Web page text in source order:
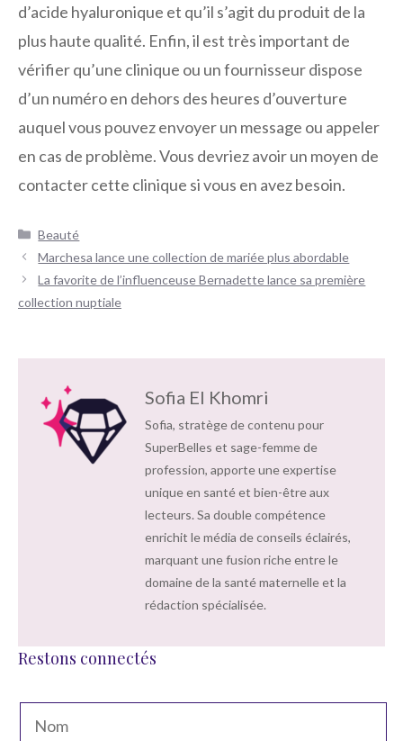
d’acide hyaluronique et qu’il s’agit du produit de la
plus haute qualité. Enfin, il est très important de
vérifier qu’une clinique ou un fournisseur dispose
d’un numéro en dehors des heures d’ouverture
auquel vous pouvez envoyer un message ou appeler
en cas de problème. Vous devriez avoir un moyen de
contacter cette clinique si vous en avez besoin.
Catégories
Beauté
Navigation
des
Marchesa lance une collection de mariée plus abordable
La favorite de l’influenceuse Bernadette lance sa première
collection nuptiale
Sofia El Khomri
Sofia, stratège de contenu pour
SuperBelles et sage-femme de
profession, apporte une expertise
unique en santé et bien-être aux
lecteurs. Sa double compétence
enrichit le média de conseils éclairés,
marquant une fusion riche entre le
domaine de la santé maternelle et la
rédaction spécialisée.
Restons connectés